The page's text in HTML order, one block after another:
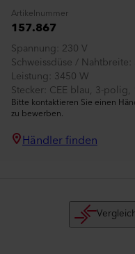
Artikelnummer
157.867
Spannung 230 V
Schweissdüse / Nahtbreite
Leistung 3450 W
Stecker CEE blau, 3-polig,
Bitte kontaktieren Sie einen
zu bewerben.
Händler finden